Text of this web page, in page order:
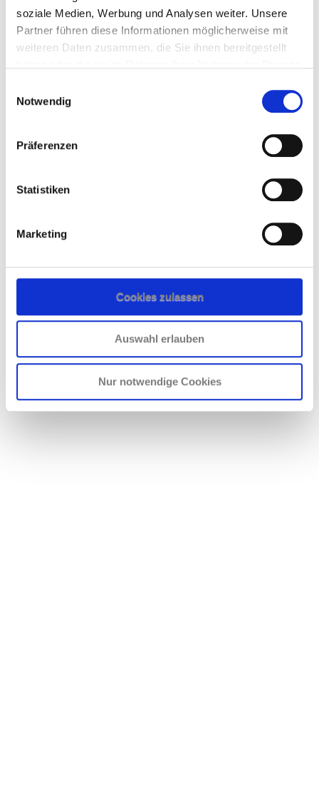
soziale Medien, Werbung und Analysen weiter. Unsere
Partner führen diese Informationen möglicherweise mit
weiteren Daten zusammen, die Sie ihnen bereitgestellt
Notwendig
Präferenzen
Statistiken
Marketing
Cookies zulassen
Auswahl erlauben
Nur notwendige Cookies